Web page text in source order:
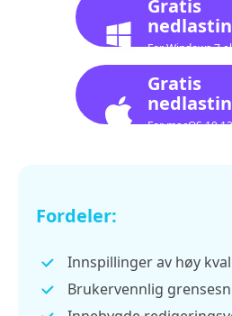
Gratis
For Windows 7
Gratis
For macOS
Fordeler:
Innspillinger av høy
Brukervennlig